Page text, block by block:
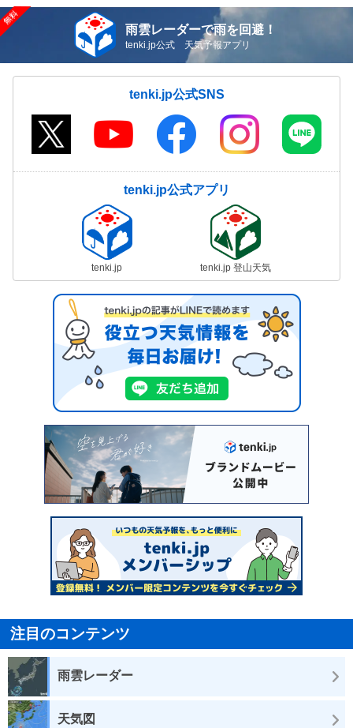
雨雲レーダーで雨を回避！
tenki.jp公式 天気予報アプリ
tenki.jp公式SNS
tenki.jp公式アプリ
tenki.jp tenki.jp 登山天気
注目のコンテンツ
雨雲レーダー
天気図